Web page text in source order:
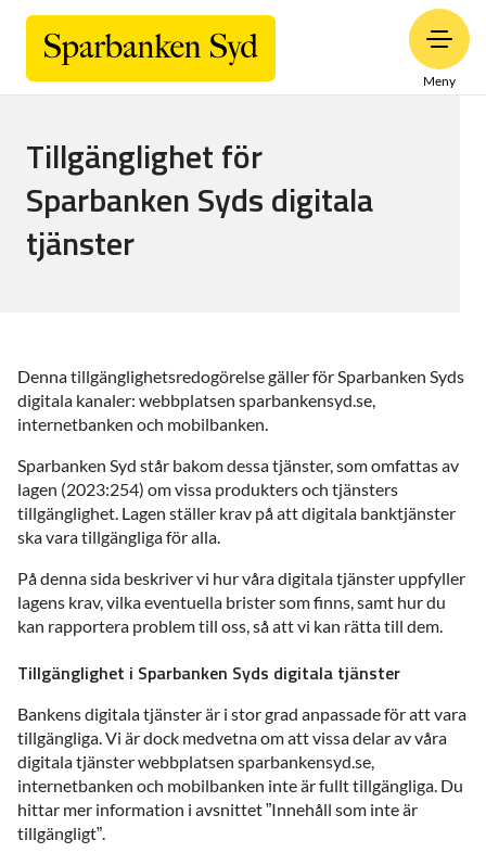
Meny
Tillgänglighet för
Sparbanken Syds digitala
tjänster
Denna tillgänglighetsredogörelse gäller för Sparbanken Syds
digitala kanaler: webbplatsen sparbankensyd.se,
internetbanken och mobilbanken.
Sparbanken Syd står bakom dessa tjänster, som omfattas av
lagen (2023:254) om vissa produkters och tjänsters
tillgänglighet. Lagen ställer krav på att digitala banktjänster
ska vara tillgängliga för alla.
På denna sida beskriver vi hur våra digitala tjänster uppfyller
lagens krav, vilka eventuella brister som finns, samt hur du
kan rapportera problem till oss, så att vi kan rätta till dem.
Tillgänglighet i Sparbanken Syds digitala tjänster
Bankens digitala tjänster är i stor grad anpassade för att vara
tillgängliga. Vi är dock medvetna om att vissa delar av våra
digitala tjänster webbplatsen sparbankensyd.se,
internetbanken och mobilbanken inte är fullt tillgängliga. Du
hittar mer information i avsnittet ”Innehåll som inte är
tillgängligt”.